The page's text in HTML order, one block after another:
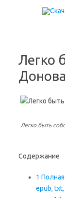
Легко
Донова
Легко быть
Содержание
1 Полная
epub,